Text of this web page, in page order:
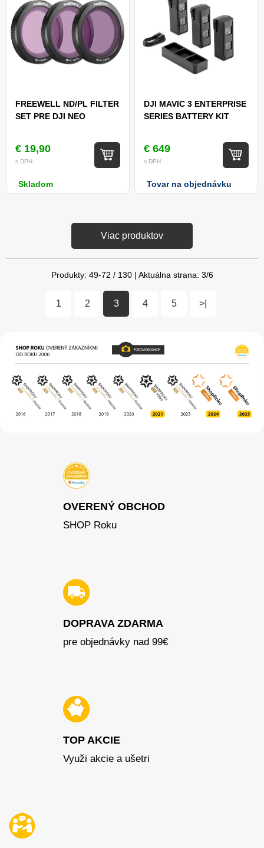
FREEWELL ND/PL FILTER
SET PRE DJI NEO
€ 19,90
s DPH
Skladom
DJI MAVIC 3 ENTERPRISE
SERIES BATTERY KIT
€ 649
s DPH
Tovar na objednávku
Viac produktov
Produkty: 49-72 / 130| Aktuálna strana: 3/6
1 2 3 4 5 >|
OVERENÝ OBCHOD
SHOP Roku
DOPRAVA ZDARMA
pre objednávky nad 99€
TOP AKCIE
Využi akcie a ušetri